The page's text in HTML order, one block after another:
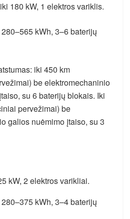
180 kW, 1 elektros variklis.
kWh, 3–6 baterijų
iki 450 km
be elektromechaninio
su 6 baterijų blokais. Iki
pervežimai) be
galios nuėmimo įtaiso, su 3
kW, 2 elektros varikliai.
kWh, 3–4 baterijų